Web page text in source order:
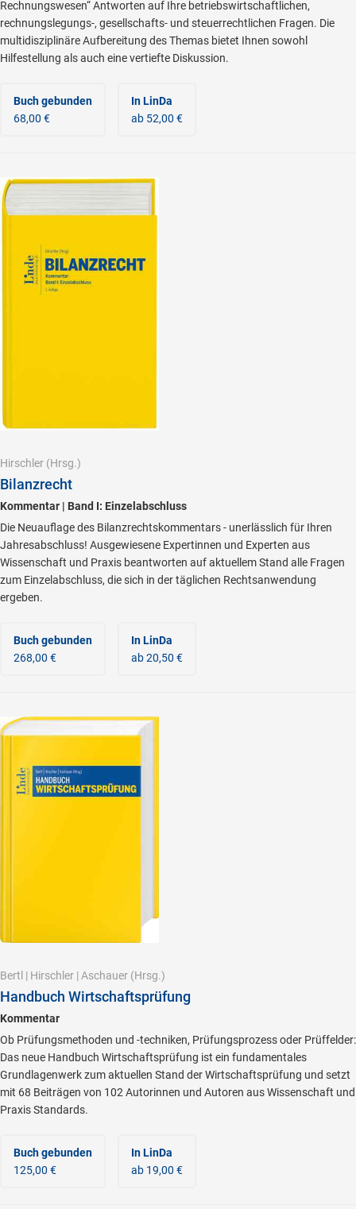
Rechnungswesen“ Antworten auf Ihre betriebswirtschaftlichen,
rechnungslegungs-, gesellschafts- und steuerrechtlichen Fragen. Die
multidisziplinäre Aufbereitung des Themas bietet Ihnen sowohl
Hilfestellung als auch eine vertiefte Diskussion.
Buch gebunden
68,00 €
In LinDa
ab 52,00 €
Hirschler (Hrsg.)
Bilanzrecht
Kommentar | Band I: Einzelabschluss
Die Neuauflage des Bilanzrechtskommentars - unerlässlich für Ihren
Jahresabschluss! Ausgewiesene Expertinnen und Experten aus
Wissenschaft und Praxis beantworten auf aktuellem Stand alle Fragen
zum Einzelabschluss, die sich in der täglichen Rechtsanwendung
ergeben.
Buch gebunden
268,00 €
In LinDa
ab 20,50 €
Bertl | Hirschler | Aschauer (Hrsg.)
Handbuch Wirtschaftsprüfung
Kommentar
Ob Prüfungsmethoden und -techniken, Prüfungsprozess oder Prüffelder:
Das neue Handbuch Wirtschaftsprüfung ist ein fundamentales
Grundlagenwerk zum aktuellen Stand der Wirtschaftsprüfung und setzt
mit 68 Beiträgen von 102 Autorinnen und Autoren aus Wissenschaft und
Praxis Standards.
Buch gebunden
125,00 €
In LinDa
ab 19,00 €